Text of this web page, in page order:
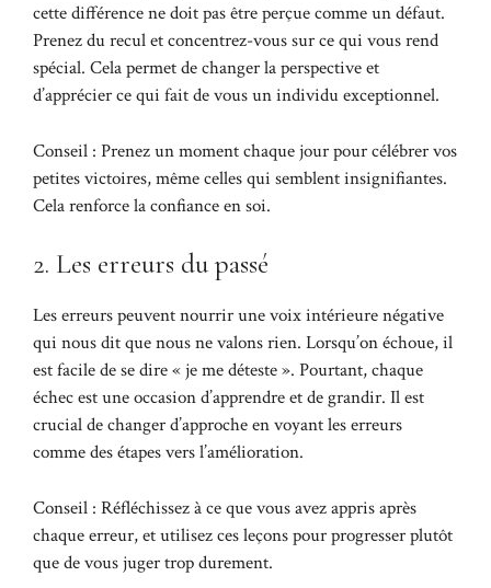
cette différence ne doit pas être perçue comme un défaut.
Prenez du recul et concentrez-vous sur ce qui vous rend
spécial. Cela permet de changer la perspective et
d’apprécier ce qui fait de vous un individu exceptionnel.
Conseil : Prenez un moment chaque jour pour célébrer vos
petites victoires, même celles qui semblent insignifiantes.
Cela renforce la confiance en soi.
2. Les erreurs du passé
Les erreurs peuvent nourrir une voix intérieure négative
qui nous dit que nous ne valons rien. Lorsqu’on échoue, il
est facile de se dire « je me déteste ». Pourtant, chaque
échec est une occasion d’apprendre et de grandir. Il est
crucial de changer d’approche en voyant les erreurs
comme des étapes vers l’amélioration.
Conseil : Réfléchissez à ce que vous avez appris après
chaque erreur, et utilisez ces leçons pour progresser plutôt
que de vous juger trop durement.